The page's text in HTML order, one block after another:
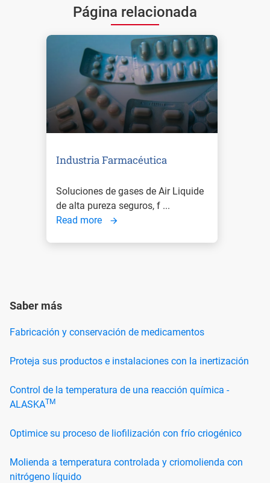
Página relacionada
Industria Farmacéutica
Soluciones de gases de Air Liquide
de alta pureza seguros, f ...
Read more
Saber más
Fabricación y conservación de medicamentos
Proteja sus productos e instalaciones con la inertización
Control de la temperatura de una reacción química -
ALASKATM
Optimice su proceso de liofilización con frío criogénico
Molienda a temperatura controlada y criomolienda con
nitrógeno líquido